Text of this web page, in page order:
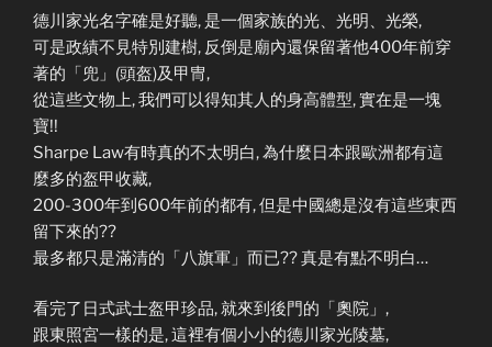
德川家光名字確是好聽, 是一個家族的光、光明、光榮,
可是政績不見特別建樹, 反倒是廟內還保留著他400年前穿
著的「兜」(頭盔)及甲冑,
從這些文物上, 我們可以得知其人的身高體型, 實在是一塊
寶!!
Sharpe Law有時真的不太明白, 為什麼日本跟歐洲都有這
麼多的盔甲收藏,
200-300年到600年前的都有, 但是中國總是沒有這些東西
留下來的??
最多都只是滿清的「八旗軍」而已?? 真是有點不明白…
看完了日式武士盔甲珍品, 就來到後門的「奧院」,
跟東照宮一樣的是, 這裡有個小小的德川家光陵墓,